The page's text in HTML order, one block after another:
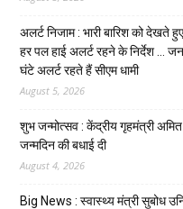
अलर्ट निजाम : भारी बारिश को देखते
हर पल हाई अलर्ट रहने के निर्देश …
घंटे अलर्ट रहते हैं सीएम धामी
August 5, 2026
शुभ जन्मोत्सव : केंद्रीय गृहमंत्री
जन्मदिन की बधाई दी
August 4, 2026
Big News : स्वास्थ्य मंत्री सुबोध